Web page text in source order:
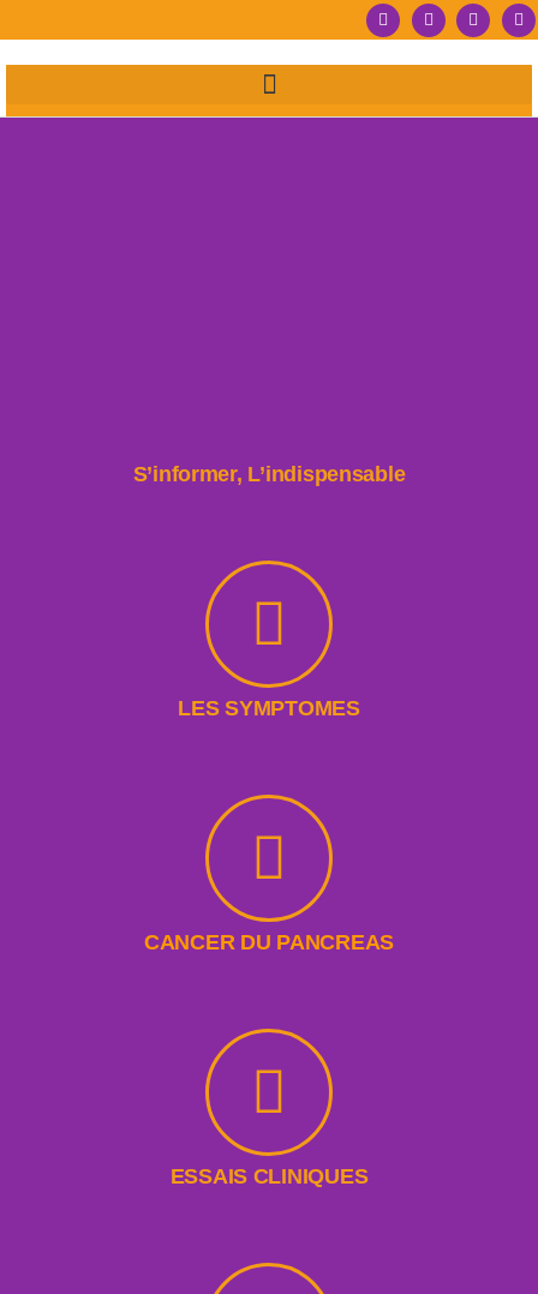
S’informer, L’indispensable
LES SYMPTOMES
CANCER DU PANCREAS
ESSAIS CLINIQUES